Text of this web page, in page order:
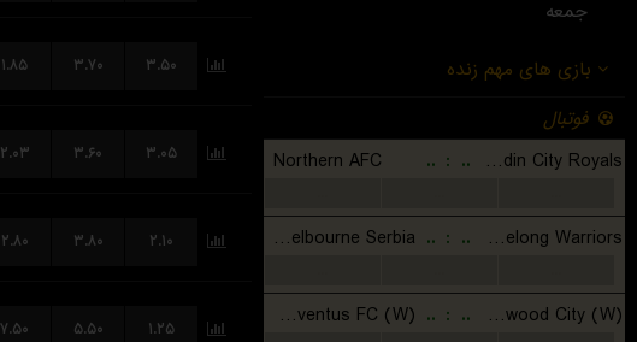
جمعه
۱.۸۵ ۳.۷۰ ۳.۵۰
۲.۰۳ ۳.۶۰ ۳.۰۵
۲.۸۰ ۳.۸۰ ۲.۱۰
۷.۵۰ ۵.۵۰ ۱.۲۵